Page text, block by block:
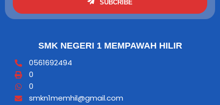
SUBCRIBE
SMK NEGERI 1 MEMPAWAH HILIR
0561692494
0
0
smkn1memhil@gmail.com